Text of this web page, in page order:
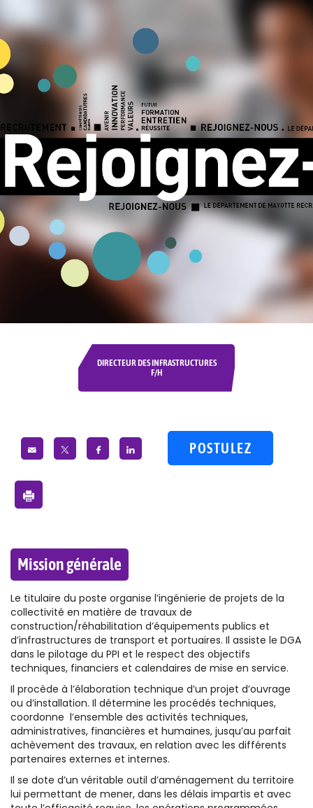
DIRECTEUR DES INFRASTRUCTURES
F/H
POSTULEZ
Mission générale
Le titulaire du poste organise l’ingénierie de projets de la
collectivité en matière de travaux de
construction/réhabilitation d’équipements publics et
d’infrastructures de transport et portuaires. Il assiste le DGA
dans le pilotage du PPI et le respect des objectifs
techniques, financiers et calendaires de mise en service.
Il procède à l’élaboration technique d’un projet d’ouvrage
ou d’installation. Il détermine les procédés techniques,
coordonne l’ensemble des activités techniques,
administratives, financières et humaines, jusqu’au parfait
achèvement des travaux, en relation avec les différents
partenaires externes et internes.
Il se dote d’un véritable outil d’aménagement du territoire
lui permettant de mener, dans les délais impartis et avec